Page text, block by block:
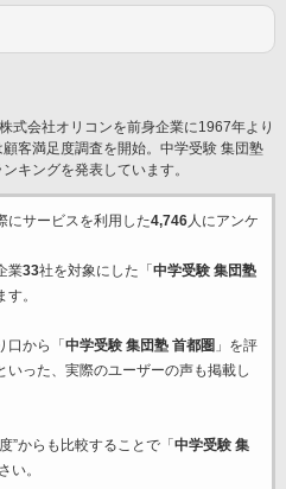
式会社オリコンを前身企業に1967年より
客満足度調査を開始。中学受験 集団塾
キングを発表しています。
にサービスを利用した4,746人にアンケ
業33社を対象にした「 中学受験 集団塾
。
口から「 中学受験 集団塾 首都圏 」を評
った、実際のユーザーの声も掲載し
”からも比較することで「 中学受験 集
い。